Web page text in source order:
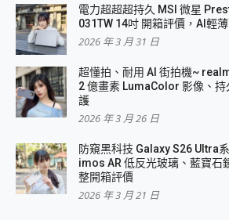
電力超超超持久 MSI 微星
031TW 14吋 開箱評價，AI輕
2026 年 3 月 31 日
超懂拍、耐用 AI 街拍機~
2 億畫素 LumaColor 影像、持
護
2026 年 3 月 26 日
防窺黑科技 Galaxy S26 Ultra
imos AR 低反光玻璃、藍寶石
整開箱評價
2026 年 3 月 21 日